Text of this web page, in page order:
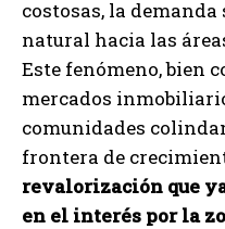
costosas, la
natural hacia las
Este fenómeno, bien
mercados
comunidades
frontera de
revalorización que
en el interés por la